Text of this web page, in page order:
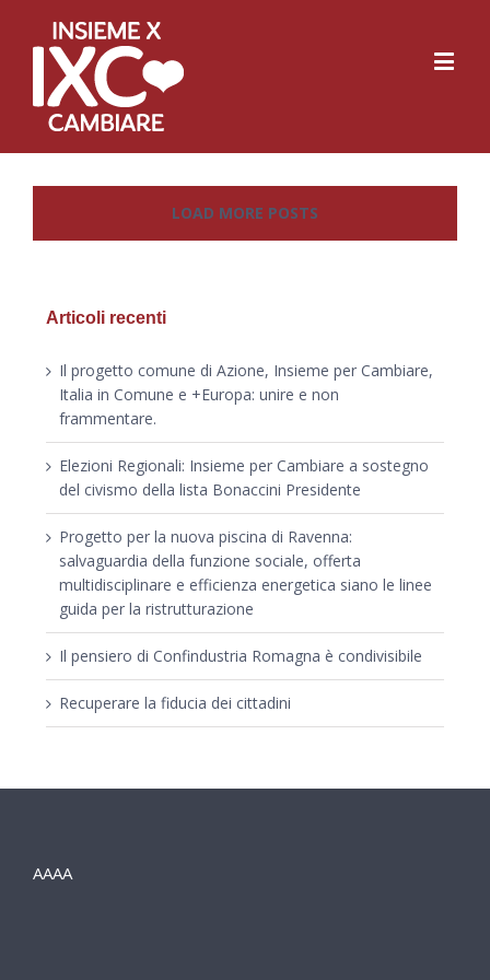
LOAD MORE POSTS
Articoli recenti
Il progetto comune di Azione, Insieme per Cambiare,
Italia in Comune e +Europa: unire e non
frammentare.
Elezioni Regionali: Insieme per Cambiare a sostegno
del civismo della lista Bonaccini Presidente
Progetto per la nuova piscina di Ravenna:
salvaguardia della funzione sociale, offerta
multidisciplinare e efficienza energetica siano le linee
guida per la ristrutturazione
Il pensiero di Confindustria Romagna è condivisibile
Recuperare la fiducia dei cittadini
AAAA